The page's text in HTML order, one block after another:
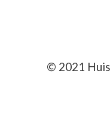
© 2021